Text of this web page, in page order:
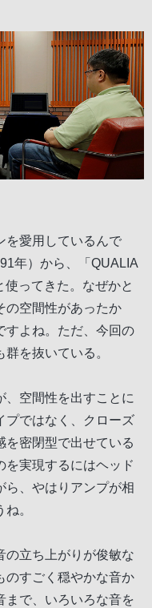
を愛用しているんで
年）から、「QUALIA
ってきた。なぜかと
の空間性があったか
すよね。ただ、今回の
を抜いている。
、空間性を出すことに
プではなく、クローズ
を密閉型で出せている
を実現するにはヘッド
ら、やはりアンプが相
。
の立ち上がりが俊敏な
のすごく穏やかな音か
まで、いろいろな音を